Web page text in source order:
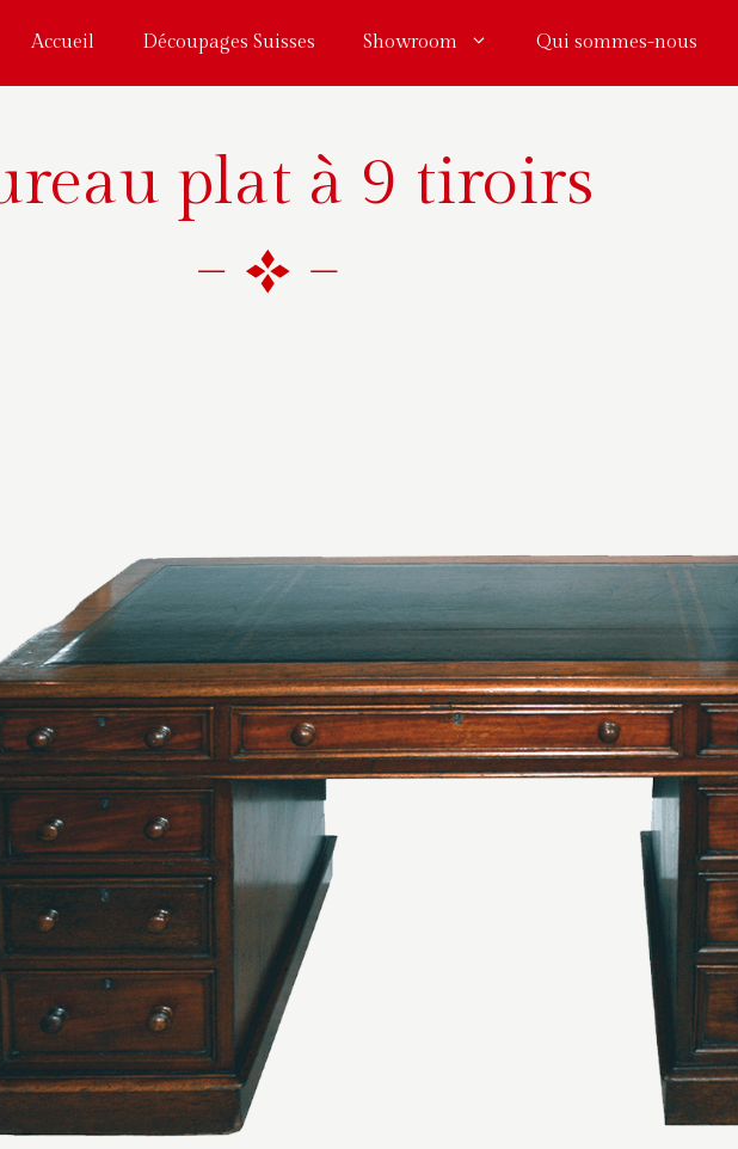
Accueil Découpages Suisses Showroom Qui sommes-nous
plat à 9 tiroirs